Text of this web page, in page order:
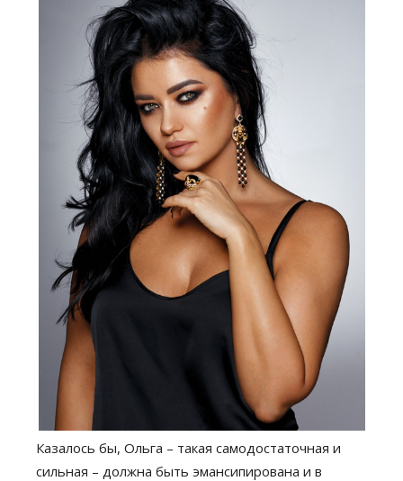
Казалось бы, Ольга – такая самодостаточная и
сильная – должна быть эмансипирована и в